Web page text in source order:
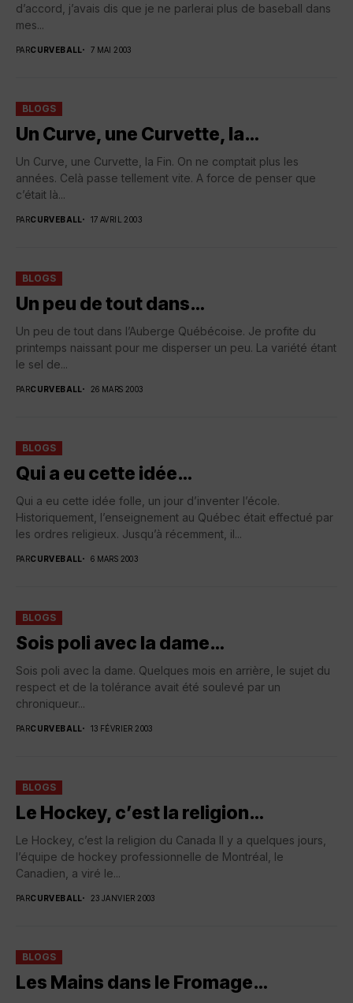
d’accord, j’avais dis que je ne parlerai plus de baseball dans
mes...
PARCURVEBALL 7 MAI 2003
BLOGS
Un Curve, une Curvette, la…
Un Curve, une Curvette, la Fin. On ne comptait plus les
années. Celà passe tellement vite. A force de penser que
c’était là...
PARCURVEBALL 17 AVRIL 2003
BLOGS
Un peu de tout dans…
Un peu de tout dans l’Auberge Québécoise. Je profite du
printemps naissant pour me disperser un peu. La variété étant
le sel de...
PARCURVEBALL 26 MARS 2003
BLOGS
Qui a eu cette idée…
Qui a eu cette idée folle, un jour d’inventer l’école.
Historiquement, l’enseignement au Québec était effectué par
les ordres religieux. Jusqu’à récemment, il...
PARCURVEBALL 6 MARS 2003
BLOGS
Sois poli avec la dame…
Sois poli avec la dame. Quelques mois en arrière, le sujet du
respect et de la tolérance avait été soulevé par un
chroniqueur...
PARCURVEBALL 13 FÉVRIER 2003
BLOGS
Le Hockey, c’est la religion…
Le Hockey, c’est la religion du Canada Il y a quelques jours,
l’équipe de hockey professionnelle de Montréal, le
Canadien, a viré le...
PARCURVEBALL 23 JANVIER 2003
BLOGS
Les Mains dans le Fromage…